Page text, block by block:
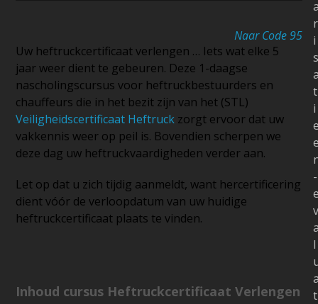
Naar Code 95
Uw heftruckcertificaat verlengen … Iets wat elke 5
jaar weer dient te gebeuren. Deze 1-daagse
nascholingscursus voor heftruckbestuurders en
chauffeurs die in het bezit zijn van het (STL)
Veiligheidscertificaat Heftruck zorgt ervoor dat uw
vakkennis weer op peil is. Bovendien scherpen we
deze dag uw heftruckvaardigheden verder aan.
Let op dat u zich tijdig aanmeldt, want hercertificering
dient vóór de verloopdatum van uw huidige
heftruckcertificaat plaats te vinden.
Inhoud cursus Heftruckcertificaat Verlengen
r
i
s
t
i
-
v
l
t